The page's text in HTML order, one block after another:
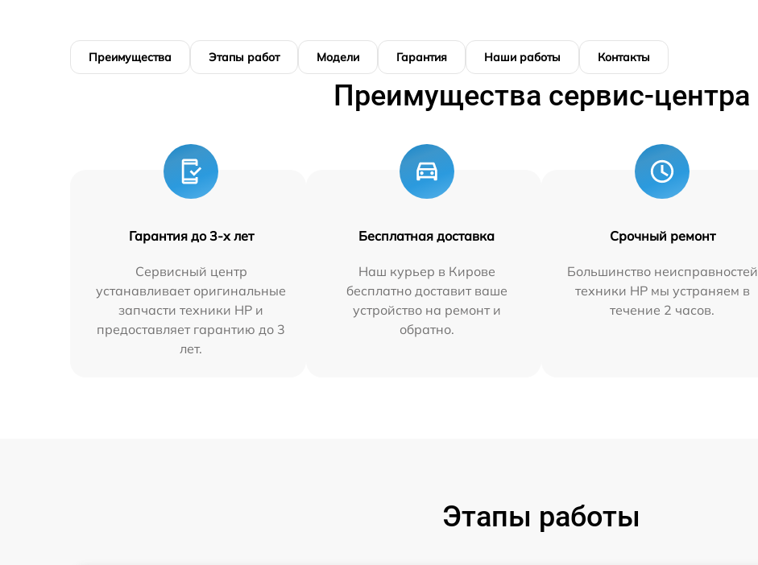
Преимущества Этапы работ Модели Гарантия Наши работы Контакты
Преимущества сервис-центра
Гарантия до 3-х лет
Сервисный центр
устанавливает оригинальные
запчасти техники HP и
предоставляет гарантию до 3
лет.
Бесплатная доставка
Наш курьер в Кирове
бесплатно доставит ваше
устройство на ремонт и
обратно.
Срочный ремонт
Большинство неисправностей
техники HP мы устраняем в
течение 2 часов.
Этапы работы